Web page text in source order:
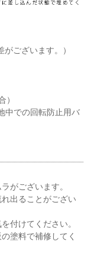
ございます。）
）
中での回転防止用バ
がございます。
出ることがござい
付けてください。
塗料で補修してく